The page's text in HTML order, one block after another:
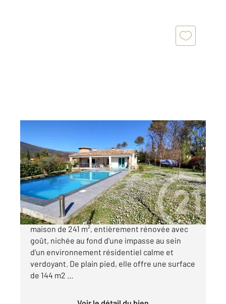
241 m
, 4 pièces
Ref : 30116
Maison à vendre
1 490 000 €
Coup de cœur assuré pour cette élégante
maison de 241 m², entièrement rénovée avec
goût, nichée au fond d'une impasse au sein
d'un environnement résidentiel calme et
verdoyant. De plain pied, elle offre une surface
de 144 m2 ...